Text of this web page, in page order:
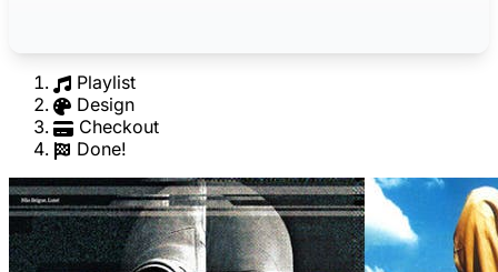
Playlist
Design
Checkout
Done!